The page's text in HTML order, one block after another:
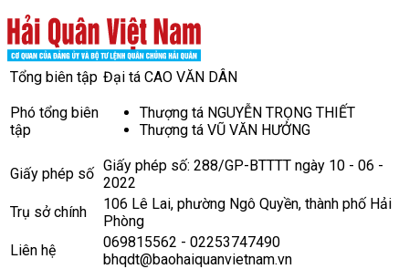
Tổng biên tập Đại tá CAO VĂN DÂN
Phó tổng biên
tập
Thượng tá NGUYỄN TRỌNG THIẾT
Thượng tá VŨ VĂN HƯỞNG
Giấy phép số Giấy phép số: 288/GP-BTTTT ngày 10 - 06 -
2022
Trụ sở chính
106 Lê Lai, phường Ngô Quyền, thành phố Hải
Phòng
Liên hệ
069815562 - 02253747490
bhqdt@baohaiquanvietnam.vn